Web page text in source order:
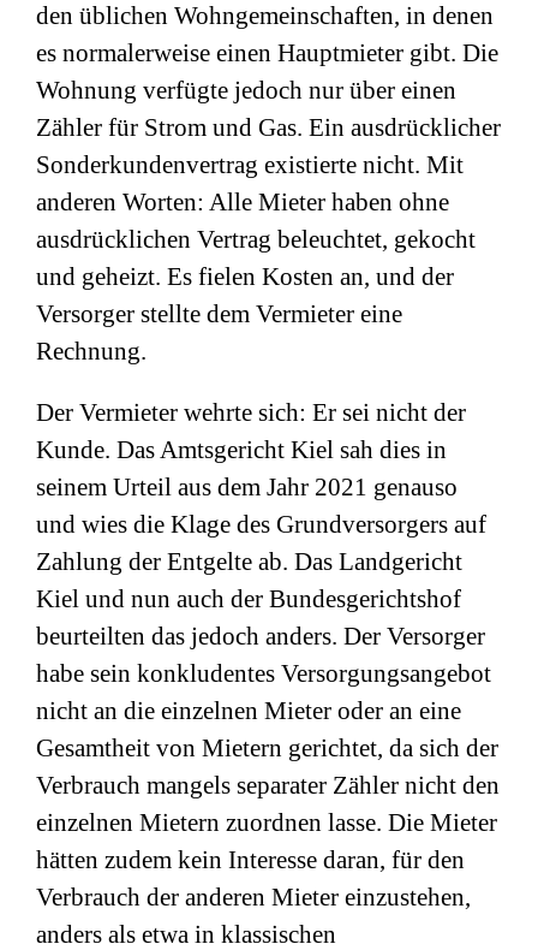
den üblichen Wohngemeinschaften, in denen
es normalerweise einen Hauptmieter gibt. Die
Wohnung verfügte jedoch nur über einen
Zähler für Strom und Gas. Ein ausdrücklicher
Sonderkundenvertrag existierte nicht. Mit
anderen Worten: Alle Mieter haben ohne
ausdrücklichen Vertrag beleuchtet, gekocht
und geheizt. Es fielen Kosten an, und der
Versorger stellte dem Vermieter eine
Rechnung.
Der Vermieter wehrte sich: Er sei nicht der
Kunde. Das Amtsgericht Kiel sah dies in
seinem Urteil aus dem Jahr 2021 genauso
und wies die Klage des Grundversorgers auf
Zahlung der Entgelte ab. Das Landgericht
Kiel und nun auch der Bundesgerichtshof
beurteilten das jedoch anders. Der Versorger
habe sein konkludentes Versorgungsangebot
nicht an die einzelnen Mieter oder an eine
Gesamtheit von Mietern gerichtet, da sich der
Verbrauch mangels separater Zähler nicht den
einzelnen Mietern zuordnen lasse. Die Mieter
hätten zudem kein Interesse daran, für den
Verbrauch der anderen Mieter einzustehen,
anders als etwa in klassischen